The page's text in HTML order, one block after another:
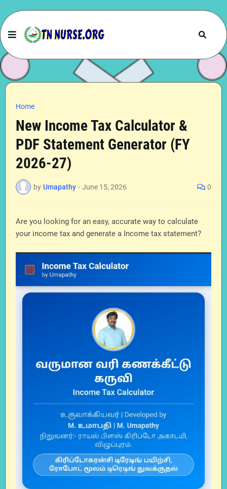
Home
New Income Tax Calculator &
PDF Statement Generator (FY
2026-27)
by Umapathy - June 15, 2026 0
Are you looking for an easy, accurate way to calculate
your income tax and generate a Income tax statement?